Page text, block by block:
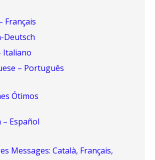
Français
Deutsch
Italiano
– Português
Ótimos
– Español
Messages: Català, Français,